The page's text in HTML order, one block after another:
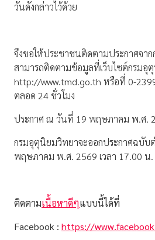
วันดังกล่าวไว้ด้วย
จึงขอให้ประชาชนติดตามประกาศจา
สามารถติดตามข้อมูลที่เว็บไซต์กรมอุ
http://www.tmd.go.th หรือที่ 0-
ตลอด 24 ชั่วโมง
ประกาศ ณ วันที่ 19 พฤษภาคม พ.ศ.
กรมอุตุนิยมวิทยาจะออกประกาศฉบับ
พฤษภาคม พ.ศ. 2569 เวลา 17.00 น.
ติดตามเนื้อหาดีๆแบบนี้ได้ที่
Facebook : https://